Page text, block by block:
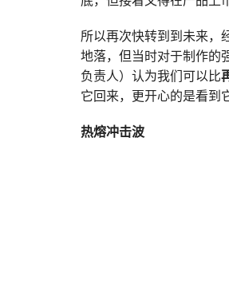
所以再次快转到到未来，
地落，但当时对于制作的
负责人）认为我们可以比
它回来，更开心的是看到
热熔冲击波